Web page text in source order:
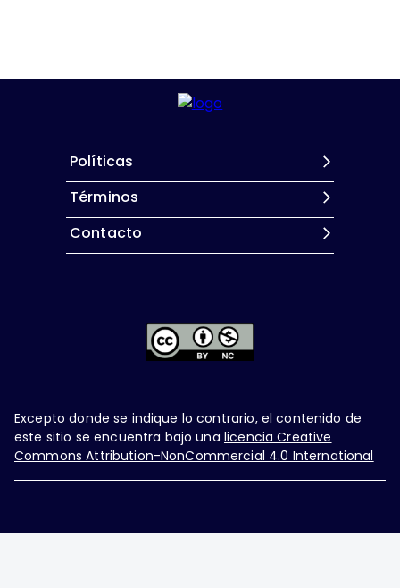
Políticas
Términos
Contacto
Excepto donde se indique lo contrario, el contenido de
este sitio se encuentra bajo una licencia Creative
Commons Attribution-NonCommercial 4.0 International